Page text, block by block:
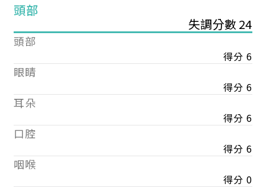
頭部
失調分數 24
頭部
得分 6
眼睛
得分 6
耳朵
得分 6
口腔
得分 6
咽喉
得分 0